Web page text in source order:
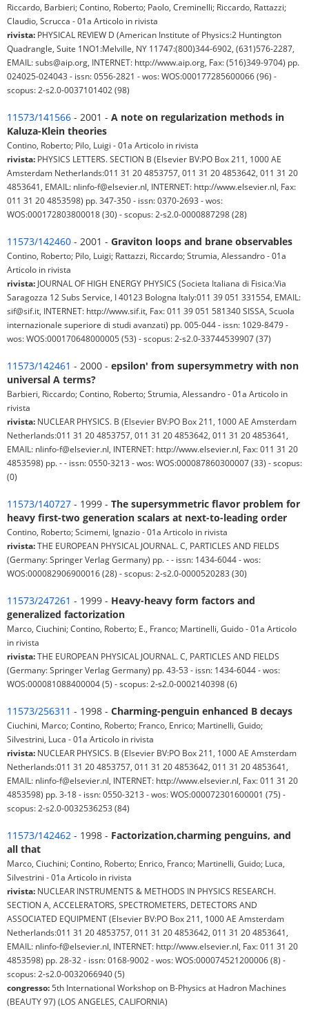
Riccardo, Barbieri; Contino, Roberto; Paolo, Creminelli; Riccardo, Rattazzi;
Claudio, Scrucca - 01a Articolo in rivista
rivista: PHYSICAL REVIEW D (American Institute of Physics:2 Huntington
Quadrangle, Suite 1NO1:Melville, NY 11747:(800)344-6902, (631)576-2287,
EMAIL: subs@aip.org, INTERNET: http://www.aip.org, Fax: (516)349-9704) pp.
024025-024043 - issn: 0556-2821 - wos: WOS:000177285600066 (96) -
scopus: 2-s2.0-0037101402 (98)
11573/141566 - 2001 - A note on regularization methods in
Kaluza-Klein theories
Contino, Roberto; Pilo, Luigi - 01a Articolo in rivista
rivista: PHYSICS LETTERS. SECTION B (Elsevier BV:PO Box 211, 1000 AE
Amsterdam Netherlands:011 31 20 4853757, 011 31 20 4853642, 011 31 20
4853641, EMAIL: nlinfo-f@elsevier.nl, INTERNET: http://www.elsevier.nl, Fax:
011 31 20 4853598) pp. 347-350 - issn: 0370-2693 - wos:
WOS:000172803800018 (30) - scopus: 2-s2.0-0000887298 (28)
11573/142460 - 2001 - Graviton loops and brane observables
Contino, Roberto; Pilo, Luigi; Rattazzi, Riccardo; Strumia, Alessandro - 01a
Articolo in rivista
rivista: JOURNAL OF HIGH ENERGY PHYSICS (Societa Italiana di Fisica:Via
Saragozza 12 Subs Service, I 40123 Bologna Italy:011 39 051 331554, EMAIL:
sif@sif.it, INTERNET: http://www.sif.it, Fax: 011 39 051 581340 SISSA, Scuola
internazionale superiore di studi avanzati) pp. 005-044 - issn: 1029-8479 -
wos: WOS:000170648000005 (53) - scopus: 2-s2.0-33744539907 (37)
11573/142461 - 2000 - epsilon' from supersymmetry with non
universal A terms?
Barbieri, Riccardo; Contino, Roberto; Strumia, Alessandro - 01a Articolo in
rivista
rivista: NUCLEAR PHYSICS. B (Elsevier BV:PO Box 211, 1000 AE Amsterdam
Netherlands:011 31 20 4853757, 011 31 20 4853642, 011 31 20 4853641,
EMAIL: nlinfo-f@elsevier.nl, INTERNET: http://www.elsevier.nl, Fax: 011 31 20
4853598) pp. - - issn: 0550-3213 - wos: WOS:000087860300007 (33) - scopus:
(0)
11573/140727 - 1999 - The supersymmetric flavor problem for
heavy first-two generation scalars at next-to-leading order
Contino, Roberto; Scimemi, Ignazio - 01a Articolo in rivista
rivista:THE EUROPEAN PHYSICAL JOURNAL. C, PARTICLES AND FIELDS
(Germany: Springer Verlag Germany) pp. - - issn: 1434-6044 - wos:
WOS:000082906900016 (28) - scopus: 2-s2.0-0000520283 (30)
11573/247261 - 1999 - Heavy-heavy form factors and
generalized factorization
Marco, Ciuchini; Contino, Roberto; E., Franco; Martinelli, Guido - 01a Articolo
in rivista
rivista:THE EUROPEAN PHYSICAL JOURNAL. C, PARTICLES AND FIELDS
(Germany: Springer Verlag Germany) pp. 43-53 - issn: 1434-6044 - wos:
WOS:000081088400004 (5) - scopus: 2-s2.0-0002140398 (6)
11573/256311 - 1998 - Charming-penguin enhanced B decays
Ciuchini, Marco; Contino, Roberto; Franco, Enrico; Martinelli, Guido;
Silvestrini, Luca - 01a Articolo in rivista
rivista: NUCLEAR PHYSICS. B (Elsevier BV:PO Box 211, 1000 AE Amsterdam
Netherlands:011 31 20 4853757, 011 31 20 4853642, 011 31 20 4853641,
EMAIL: nlinfo-f@elsevier.nl, INTERNET: http://www.elsevier.nl, Fax: 011 31 20
4853598) pp. 3-18 - issn: 0550-3213 - wos: WOS:000072301600001 (75) -
scopus: 2-s2.0-0032536253 (84)
11573/142462 - 1998 - Factorization,charming penguins, and
all that
Marco, Ciuchini; Contino, Roberto; Enrico, Franco; Martinelli, Guido; Luca,
Silvestrini - 01a Articolo in rivista
rivista: NUCLEAR INSTRUMENTS & METHODS IN PHYSICS RESEARCH.
SECTION A, ACCELERATORS, SPECTROMETERS, DETECTORS AND
ASSOCIATED EQUIPMENT (Elsevier BV:PO Box 211, 1000 AE Amsterdam
Netherlands:011 31 20 4853757, 011 31 20 4853642, 011 31 20 4853641,
EMAIL: nlinfo-f@elsevier.nl, INTERNET: http://www.elsevier.nl, Fax: 011 31 20
4853598) pp. 28-32 - issn: 0168-9002 - wos: WOS:000074521200006 (8) -
scopus: 2-s2.0-0032066940 (5)
congresso: 5th International Workshop on B-Physics at Hadron Machines
(BEAUTY 97) (LOS ANGELES, CALIFORNIA)